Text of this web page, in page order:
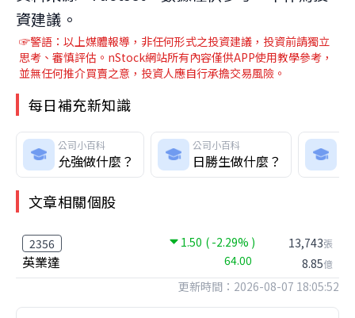
資建議。
☞警語：以上媒體報導，非任何形式之投資建議，投資前請獨立
思考、審慎評估。nStock網站所有內容僅供APP使用教學參考，
並無任何推介買賣之意，投資人應自行承擔交易風險。
每日補充新知識
公司小百科
允強做什麼？
公司小百科
日勝生做什麼？
文章相關個股
2356 1.50 ( -2.29% )
英業達 64.00
13,743張
8.85億
更新時間：2026-08-07 18:05:52